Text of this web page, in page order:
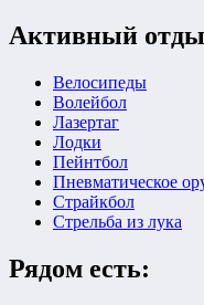
Активный
Велосипеды
Волейбол
Лазертаг
Лодки
Пейнтбол
Пневматическое
Страйкбол
Стрельба из лука
Рядом есть: